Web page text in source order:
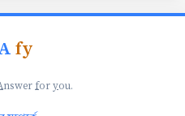
fy
nswer foryou.